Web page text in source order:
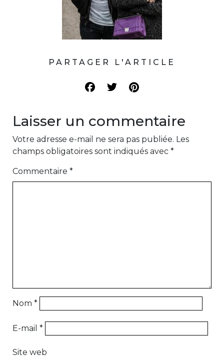
PARTAGER L'ARTICLE
Laisser un commentaire
Votre adresse e-mail ne sera pas publiée. Les
champs obligatoires sont indiqués avec *
Commentaire *
Nom *
E-mail *
Site web